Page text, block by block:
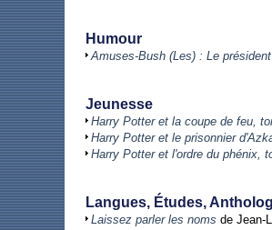
Humour
Amuses-Bush (Les) : Le
Jeunesse
Harry Potter et la coupe de feu,
Harry Potter et le prisonnier
Harry Potter et l'ordre du phénix,
Langues, Études,
Laissez parler les noms de Jean-